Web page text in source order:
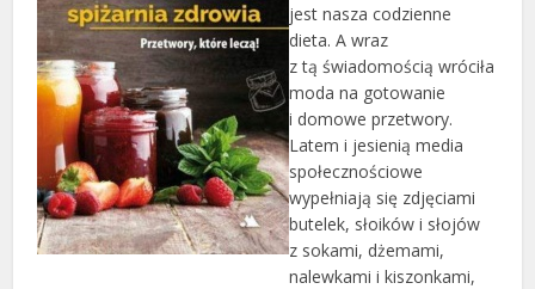
jest nasza codzienne
dieta. A wraz
z tą świadomością wróciła
moda na gotowanie
i domowe przetwory.
Latem i jesienią media
społecznościowe
wypełniają się zdjęciami
butelek, słoików i słojów
z sokami, dżemami,
nalewkami i kiszonkami,